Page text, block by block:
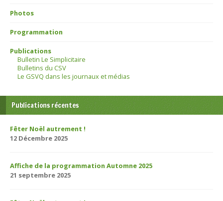
Photos
Programmation
Publications
Bulletin Le Simplicitaire
Bulletins du CSV
Le GSVQ dans les journaux et médias
Publications récentes
Fêter Noël autrement !
12 Décembre 2025
Affiche de la programmation Automne 2025
21 septembre 2025